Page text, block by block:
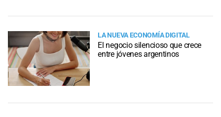
LA NUEVA ECONOMÍA DIGITAL
El negocio silencioso que crece
entre jóvenes argentinos